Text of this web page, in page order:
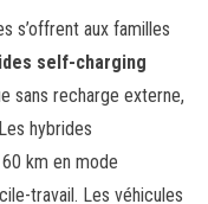
s’offrent aux familles
self-charging
sans recharge externe,
hybrides
km en mode
travail. Les véhicules